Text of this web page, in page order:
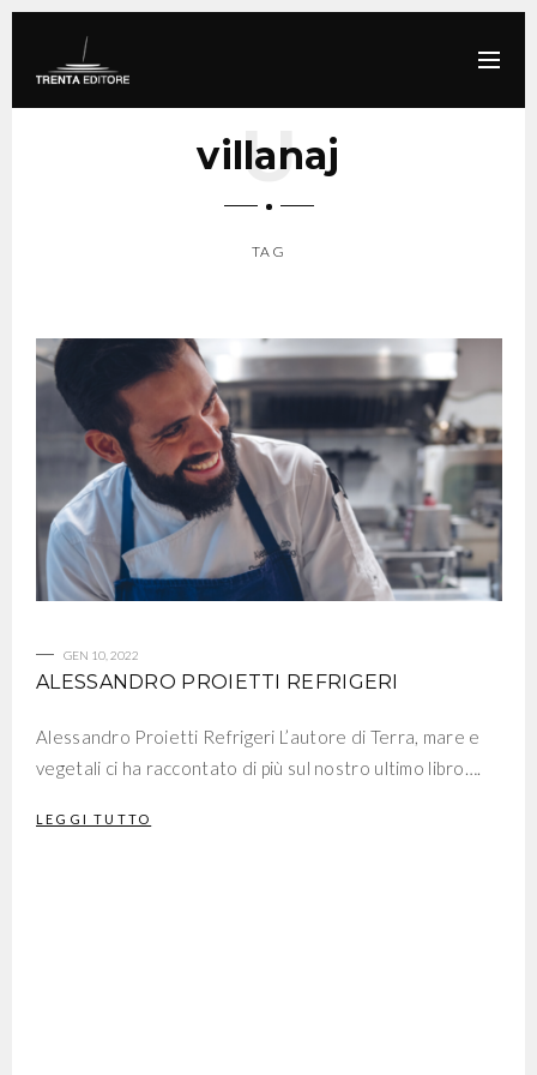
villanaj
TAG
GEN 10, 2022
ALESSANDRO PROIETTI REFRIGERI
Alessandro Proietti Refrigeri L’autore di Terra, mare e
vegetali ci ha raccontato di più sul nostro ultimo libro….
LEGGI TUTTO